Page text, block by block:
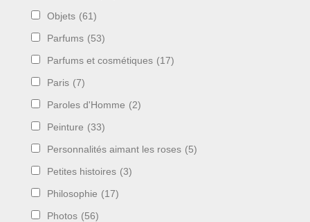
Objets (61)
Parfums (53)
Parfums et cosmétiques (17)
Paris (7)
Paroles d'Homme (2)
Peinture (33)
Personnalités aimant les roses (5)
Petites histoires (3)
Philosophie (17)
Photos (56)